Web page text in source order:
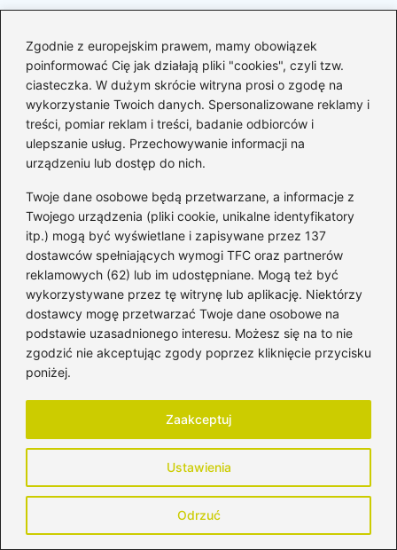
Zgodnie z europejskim prawem, mamy obowiązek
poinformować Cię jak działają pliki "cookies", czyli tzw.
ciasteczka. W dużym skrócie witryna prosi o zgodę na
wykorzystanie Twoich danych. Spersonalizowane reklamy i
treści, pomiar reklam i treści, badanie odbiorców i
ulepszanie usług. Przechowywanie informacji na
urządzeniu lub dostęp do nich.
Twoje dane osobowe będą przetwarzane, a informacje z
Twojego urządzenia (pliki cookie, unikalne identyfikatory
itp.) mogą być wyświetlane i zapisywane przez 137
dostawców spełniających wymogi TFC oraz partnerów
reklamowych (62) lub im udostępniane. Mogą też być
wykorzystywane przez tę witrynę lub aplikację. Niektórzy
dostawcy mogę przetwarzać Twoje dane osobowe na
podstawie uzasadnionego interesu. Możesz się na to nie
zgodzić nie akceptując zgody poprzez kliknięcie przycisku
poniżej.
Ustawienia
Odrzuć
Zaakceptuj
←
Czy dzieci z domu dziecka mogą liczyć na 500+?
Sprawdzamy dostępne wsparcie.
→
Co warto mieć przygotowane po porodzie –
niezbędnik dla świeżo upieczonej mamy
Dodaj komentarz
Twój adres email nie zostanie opublikowany.
Wymagane pola są oznaczone*
Komentarz*
Nazwa
Adres email*